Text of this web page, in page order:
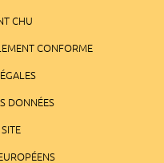
CHU
CONFORME
DONNÉES